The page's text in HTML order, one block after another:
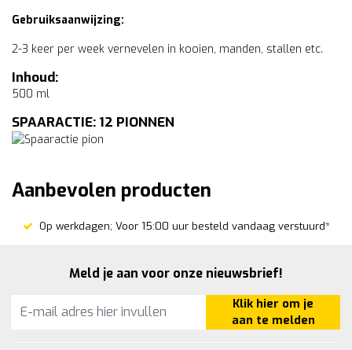
Gebruiksaanwijzing:
2-3 keer per week vernevelen in kooien, manden, stallen etc.
Inhoud:
500 ml
SPAARACTIE: 12 PIONNEN
Aanbevolen producten
Op werkdagen; Voor 15:00 uur besteld vandaag verstuurd*
Meld je aan voor onze nieuwsbrief!
Klik hier om je
aan te melden